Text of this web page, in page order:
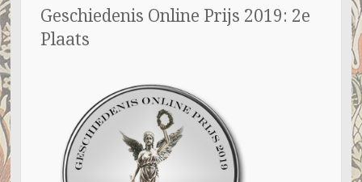
Geschiedenis Online Prijs 2019: 2e
Plaats